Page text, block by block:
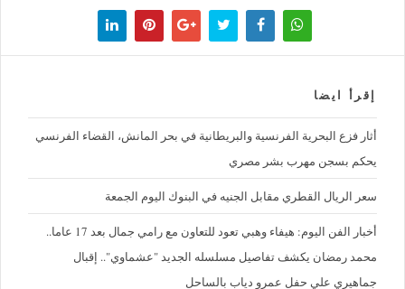
إقرأ ايضا
أثار فزع البحرية الفرنسية والبريطانية في بحر المانش، القضاء الفرنسي
يحكم بسجن مهرب بشر مصري
سعر الريال القطري مقابل الجنيه في البنوك اليوم الجمعة
أخبار الفن اليوم: هيفاء وهبي تعود للتعاون مع رامي جمال بعد 17 عاما..
محمد رمضان يكشف تفاصيل مسلسله الجديد "عشماوي".. إقبال
جماهيري علي حفل عمرو دياب بالساحل